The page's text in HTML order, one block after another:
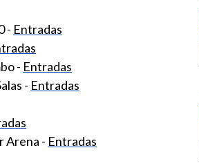
- Entradas
- Entradas
- Entradas
Arena - Entradas